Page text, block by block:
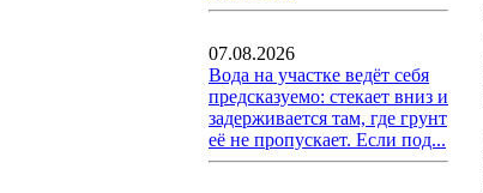
07.08.2026
Вода на участке ведёт себя
предсказуемо: стекает вниз и
задерживается там, где грунт
её не пропускает. Если под...